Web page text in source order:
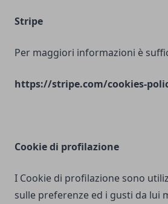
Stripe
Per maggiori informazioni è
https://stripe.com/cookies-
Cookie di profilazione
I Cookie di profilazione sono
sulle preferenze ed i gusti da lui